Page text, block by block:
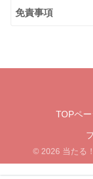
免責事項
TOPペー
© 2026 当たる